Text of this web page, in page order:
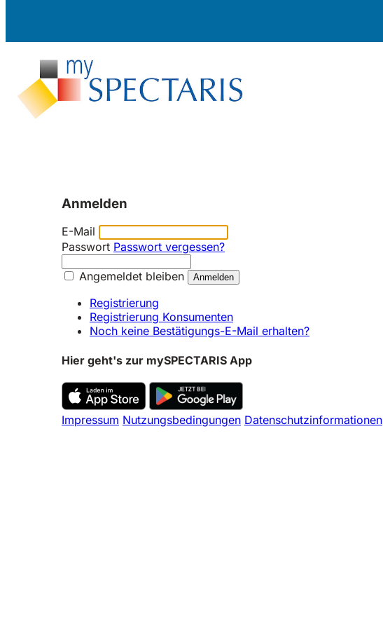
Anmelden
E-Mail
Passwort Passwort vergessen?
Angemeldet bleiben
Registrierung
Registrierung Konsumenten
Noch keine Bestätigungs-E-Mail erhalten?
Hier geht's zur mySPECTARIS App
Impressum Nutzungsbedingungen Datenschutzinformationen